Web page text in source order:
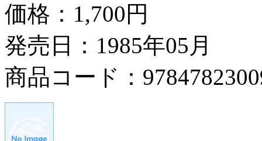
価格： 1,700円
発売日：1985年05月
商品コード：